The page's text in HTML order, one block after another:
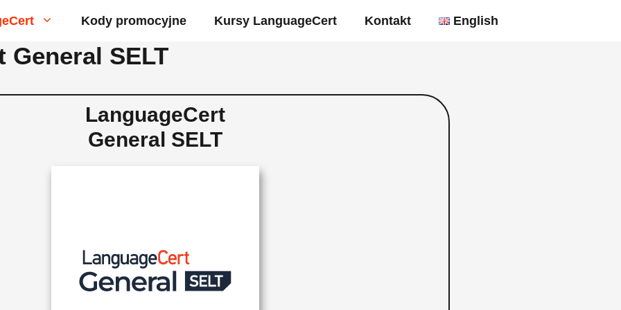
Kody promocyjne Kursy LanguageCert Kontakt English
General SELT
LanguageCert
General SELT